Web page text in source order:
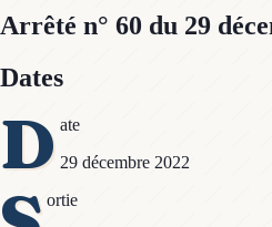
Arrêté n° 60 du 29
Dates
D ate
29 décembre 2022
ortie